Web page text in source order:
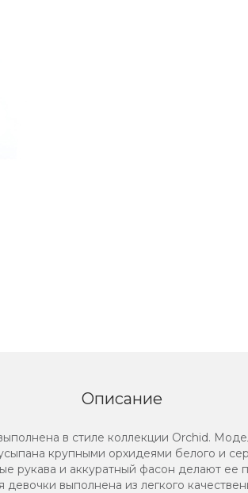
Описание
в стиле коллекции Orchid.
крупными орхидеями белого и
рукава и аккуратный фасон делают ее
выполнена из легкого